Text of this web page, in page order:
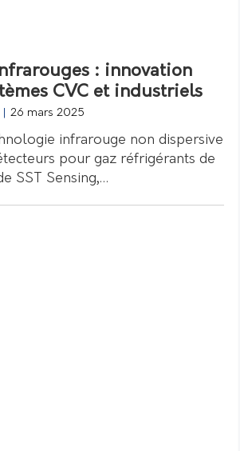
: innovation
CVC et industriels
26 mars 2025
infrarouge non dispersive
pour gaz réfrigérants de
SST Sensing,…